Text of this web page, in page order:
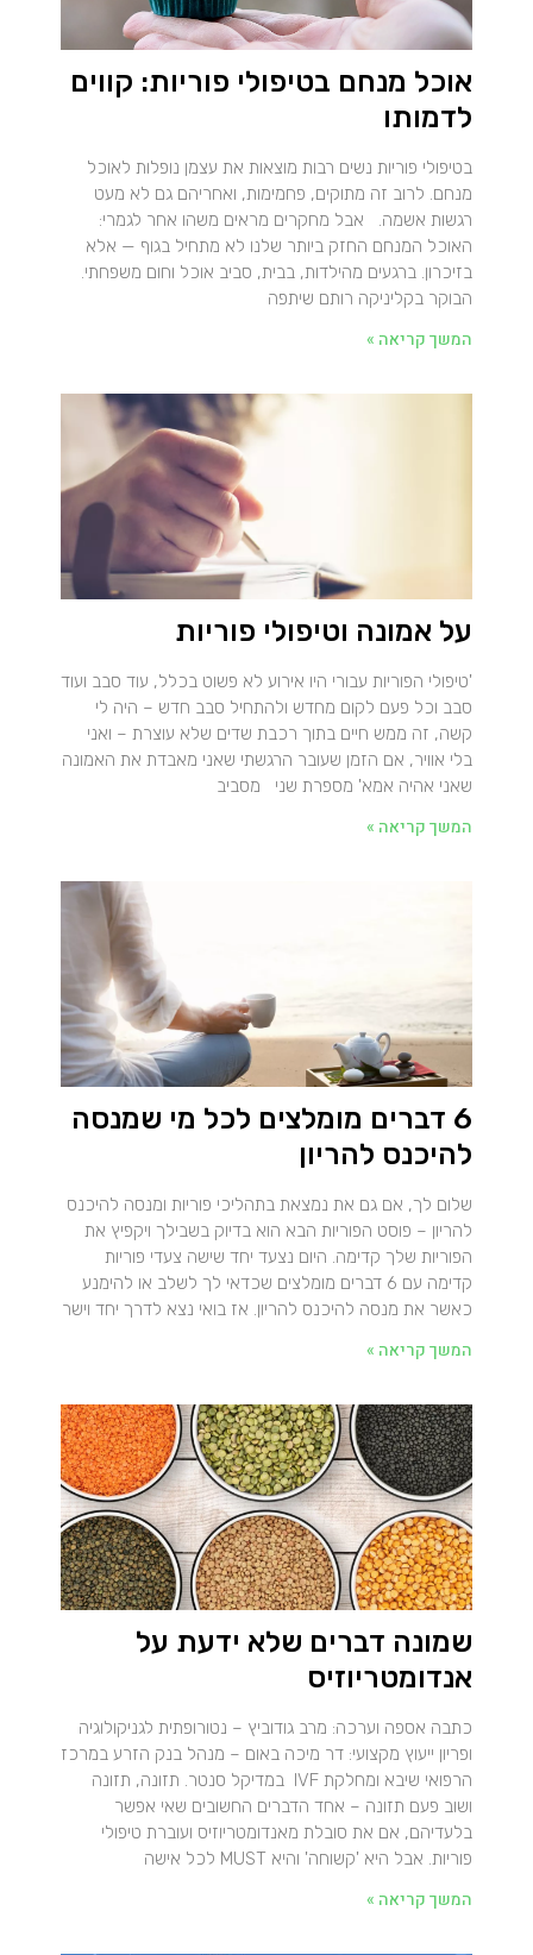
אוכל מנחם בטיפולי פוריות: קווים
לדמותו
בטיפולי פוריות נשים רבות מוצאות את עצמן נופלות לאוכל
מנחם. לרוב זה מתוקים, פחמימות, ואחריהם גם לא מעט
רגשות אשמה. אבל מחקרים מראים משהו אחר לגמרי:
האוכל המנחם החזק ביותר שלנו לא מתחיל בגוף — אלא
בזיכרון. ברגעים מהילדות, בבית, סביב אוכל וחום משפחתי.
הבוקר בקליניקה רותם שיתפה
המשך קריאה »
על אמונה וטיפולי פוריות
'טיפולי הפוריות עבורי היו אירוע לא פשוט בכלל, עוד סבב ועוד
סבב וכל פעם לקום מחדש ולהתחיל סבב חדש – היה לי
קשה, זה ממש חיים בתוך רכבת שדים שלא עוצרת – ואני
בלי אוויר, אם הזמן שעובר הרגשתי שאני מאבדת את האמונה
שאני אהיה אמא' מספרת שני מסביב
המשך קריאה »
6 דברים מומלצים לכל מי שמנסה
להיכנס להריון
שלום לך, אם גם את נמצאת בתהליכי פוריות ומנסה להיכנס
להריון – פוסט הפוריות הבא הוא בדיוק בשבילך ויקפיץ את
הפוריות שלך קדימה. היום נצעד יחד שישה צעדי פוריות
קדימה עם 6 דברים מומלצים שכדאי לך לשלב או להימנע
כאשר את מנסה להיכנס להריון. אז בואי נצא לדרך יחד וישר
המשך קריאה »
שמונה דברים שלא ידעת על
אנדומטריוזיס
כתבה אספה וערכה: מרב גודוביץ – נטורופתית לגניקולוגיה
ופריון ייעוץ מקצועי: דר מיכה באום – מנהל בנק הזרע במרכז
הרפואי שיבא ומחלקת IVF במדיקל סנטר. תזונה, תזונה
ושוב פעם תזונה – אחד הדברים החשובים שאי אפשר
בלעדיהם, אם את סובלת מאנדומטריוזיס ועוברת טיפולי
פוריות. אבל היא 'קשוחה' והיא MUST לכל אישה
המשך קריאה »